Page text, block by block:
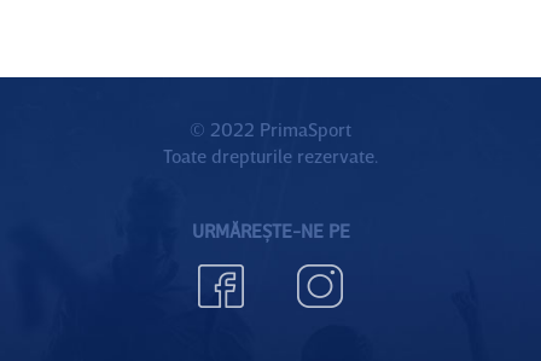
© 2022 PrimaSport
Toate drepturile rezervate.
URMĂREȘTE-NE PE